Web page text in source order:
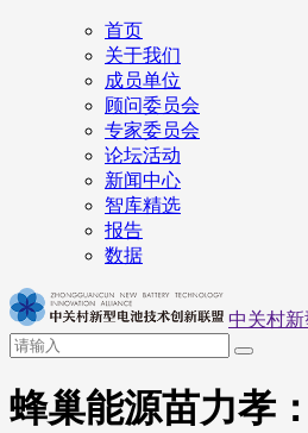
首页
关于我们
成员单位
顾问委员会
专家委员会
论坛活动
新闻中心
智库精选
报告
数据
中关村
蜂巢能源苗力孝